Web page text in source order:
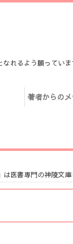
れるよう願っていま
著者からの
医書専門の神陵文庫